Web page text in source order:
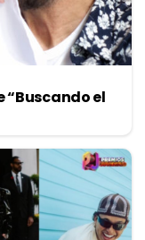
“Buscando el